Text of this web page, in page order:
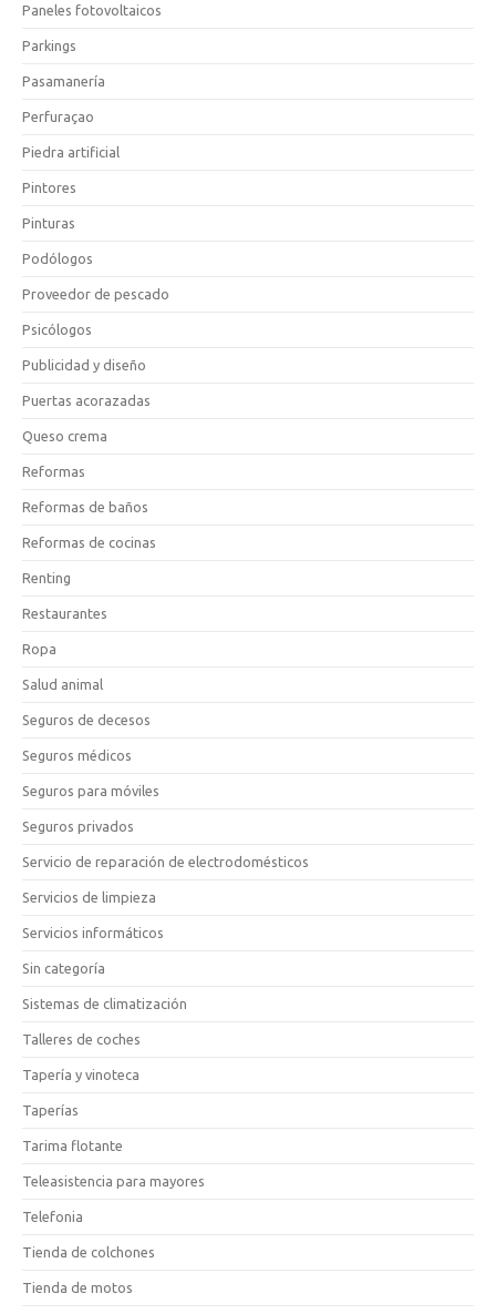
Paneles fotovoltaicos
Parkings
Pasamanería
Perfuraçao
Piedra artificial
Pintores
Pinturas
Podólogos
Proveedor de pescado
Psicólogos
Publicidad y diseño
Puertas acorazadas
Queso crema
Reformas
Reformas de baños
Reformas de cocinas
Renting
Restaurantes
Ropa
Salud animal
Seguros de decesos
Seguros médicos
Seguros para móviles
Seguros privados
Servicio de reparación de electrodomésticos
Servicios de limpieza
Servicios informáticos
Sin categoría
Sistemas de climatización
Talleres de coches
Tapería y vinoteca
Taperías
Tarima flotante
Teleasistencia para mayores
Telefonia
Tienda de colchones
Tienda de motos